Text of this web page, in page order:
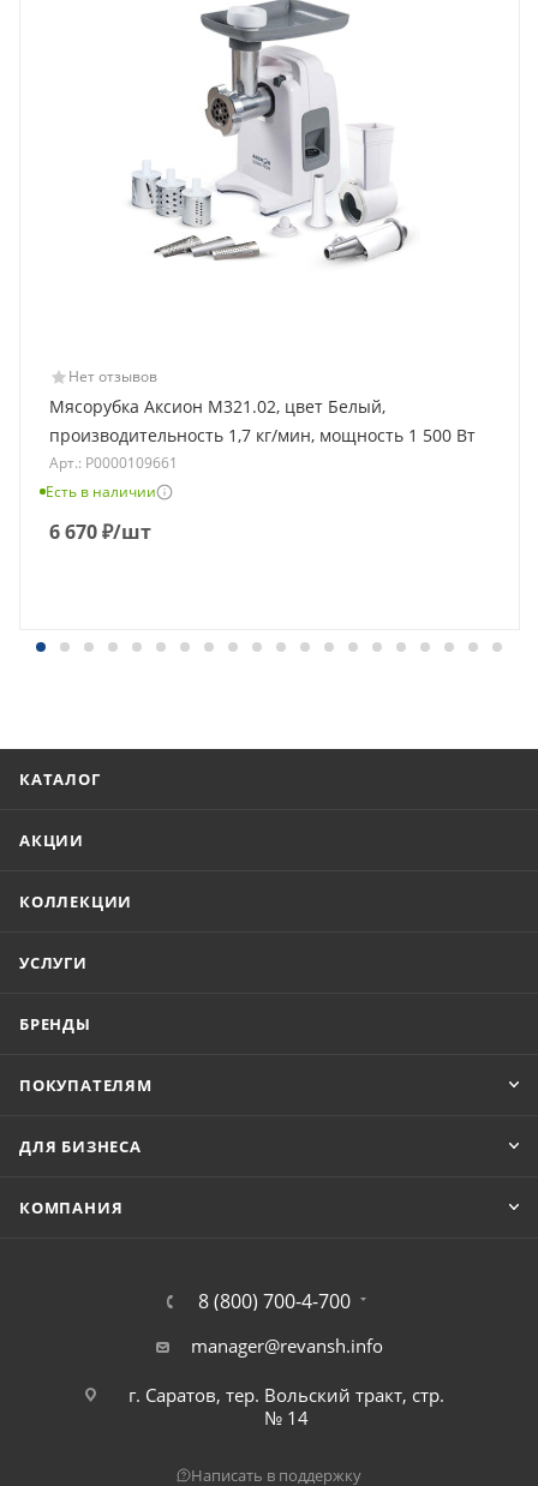
Нет отзывов
Мясорубка Аксион М321.02, цвет Белый,
производительность 1,7 кг/мин, мощность 1 500 Вт
Арт.: Р0000109661
Есть в наличии
6 670₽/шт
КАТАЛОГ
АКЦИИ
КОЛЛЕКЦИИ
УСЛУГИ
БРЕНДЫ
ПОКУПАТЕЛЯМ
ДЛЯ БИЗНЕСА
КОМПАНИЯ
8 (800) 700-4-700
manager@revansh.info
г. Саратов, тер. Вольский тракт, стр.
№ 14
Написать в поддержку